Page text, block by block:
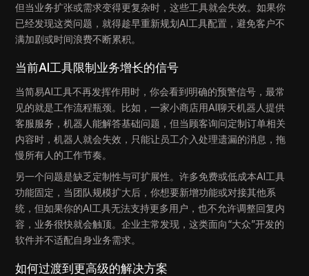
但当业务扩张或需求变得更复杂时，这些工具就会失效。如果你
已经发现这类问题，就得趁早重新规划AI工具配置，避免客户不
满加剧或时间浪费不断累积。
当前AI工具限制业务增长的信号
当简易AI工具不再发挥作用时，你会看到明确的预警信号，最常
见的就是工作流程瓶颈。比如，一家小商店用AI聊天机器人提供
客服服务，机器人能解答基础问题，但当顾客询问定制订单相关
内容时，机器人就会失效，只能让员工介入处理遗漏的消息，拖
慢所有人的工作节奏。
另一个问题是缺乏定制性与可扩展性。许多免费或低成本AI工具
功能固定，当团队规模扩大后，你想要新增功能或对接其他系
统，但如果你的AI工具无法支持更多用户，也不允许调整回复内
容，业务很快就会触顶。企业主常发现，这类面向“大众”开发的
软件并不适配自身业务需求。
如何过渡到更高级的解决方案